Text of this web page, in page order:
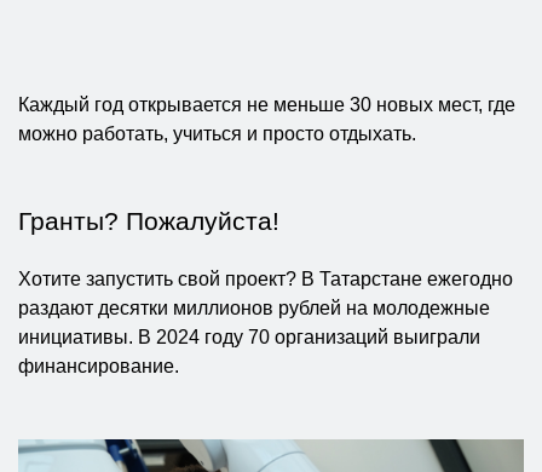
Каждый год открывается не меньше 30 новых мест, где
можно работать, учиться и просто отдыхать.
Гранты? Пожалуйста!
Хотите запустить свой проект? В Татарстане ежегодно
раздают десятки миллионов рублей на молодежные
инициативы. В 2024 году 70 организаций выиграли
финансирование.